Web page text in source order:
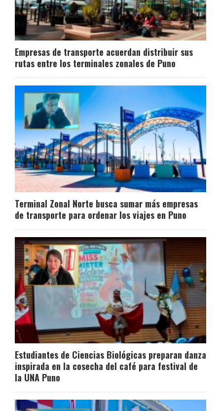
Empresas de transporte acuerdan distribuir sus
rutas entre los terminales zonales de Puno
Terminal Zonal Norte busca sumar más empresas
de transporte para ordenar los viajes en Puno
Estudiantes de Ciencias Biológicas preparan danza
inspirada en la cosecha del café para festival de
la UNA Puno